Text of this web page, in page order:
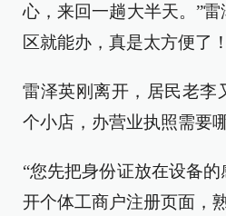
心，来回一趟大半天。”
区就能办，真是太方便了
雷泽英刚离开，居民老李
个小店，办营业执照需要
“您先把身份证放在设备
开个体工商户注册页面，